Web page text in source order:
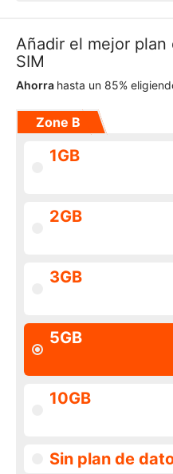
Añadir el mejor
SIM
Ahorra hasta un 85%
Zone B
1GB
2GB
3GB
5GB
10GB
Sin plan de